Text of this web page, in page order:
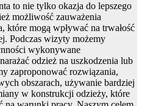
to nie tylko okazja do lepszego
możliwość zauważenia
mogą wpływać na trwałość
Podczas wizyty możemy
wykonywane
odzież na uszkodzenia lub
zaproponować rozwiązania,
obszarach, używanie bardziej
w konstrukcji odzieży, które